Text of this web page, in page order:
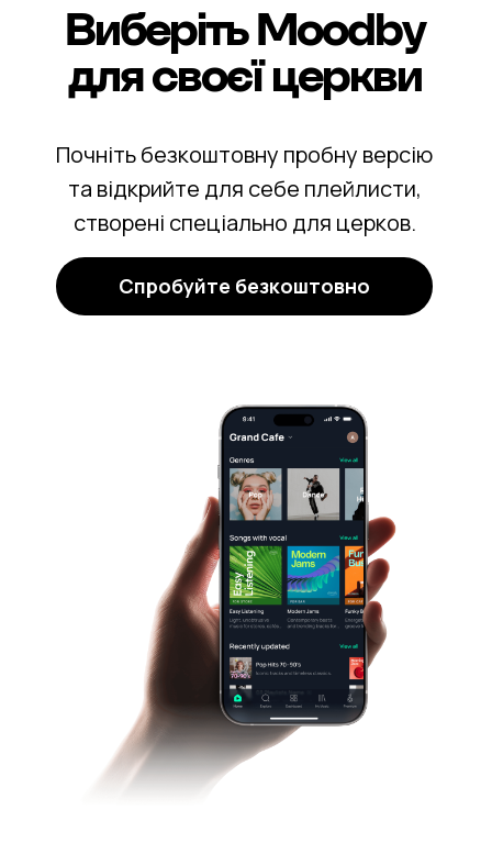
Виберіть Moodby
для своєї церкви
Почніть безкоштовну пробну версію
та відкрийте для себе плейлисти,
створені спеціально для церков.
Спробуйте безкоштовно